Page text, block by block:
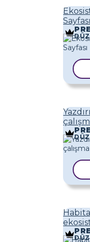
Sayfası